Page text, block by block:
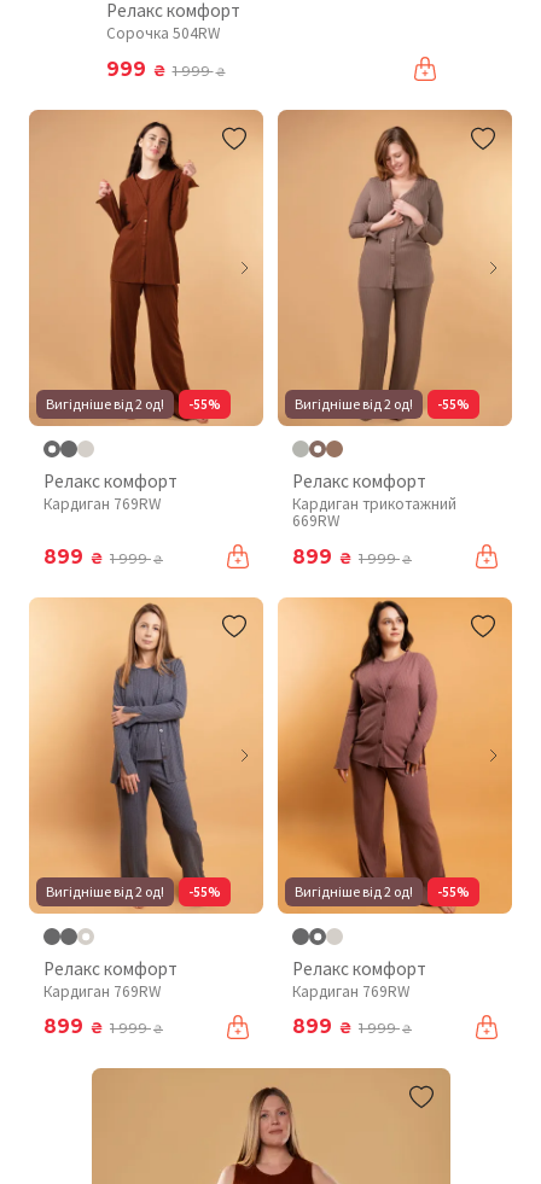
Релакс комфорт
Сорочка 504RW
999 ₴ 1 999₴
Вигідніше від 2 од! -55%
Релакс комфорт
Кардиган 769RW
899 ₴ 1 999₴
Вигідніше від 2 од! -55%
Релакс комфорт
Кардиган трикотажний
669RW
899 ₴ 1 999₴
Вигідніше від 2 од! -55%
Релакс комфорт
Кардиган 769RW
899 ₴ 1 999₴
Вигідніше від 2 од! -55%
Релакс комфорт
Кардиган 769RW
899 ₴ 1 999₴